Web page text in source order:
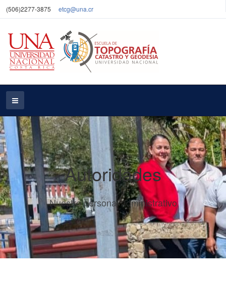
(506)2277-3875 etcg@una.cr
Autoridades
Nuestro personal administrativo